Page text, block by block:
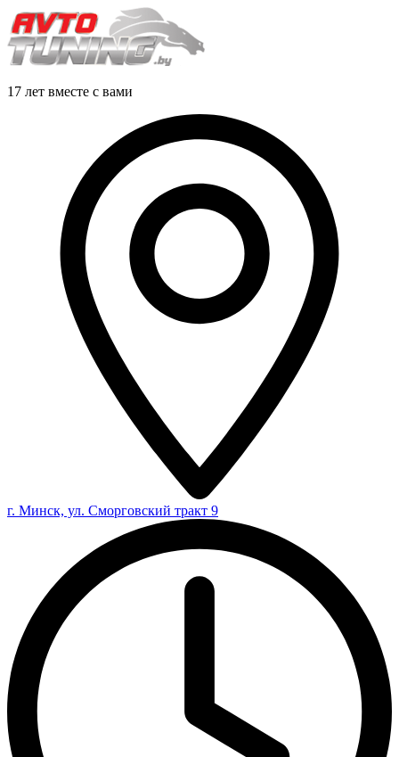
17 лет вместе с вами
г. Минск, ул. Сморговский тракт 9